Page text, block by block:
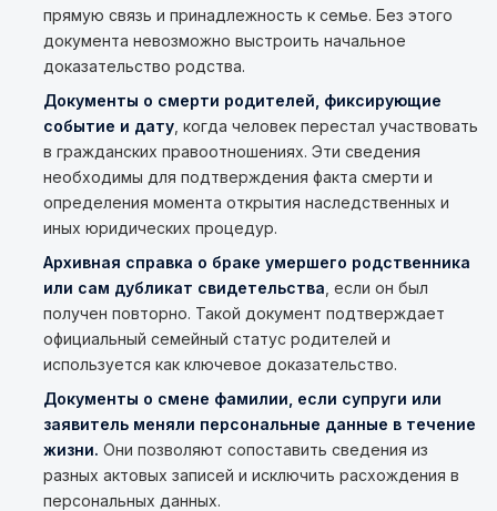
прямую связь и принадлежность к семье. Без этого
документа невозможно выстроить начальное
доказательство родства.
Документы о смерти родителей, фиксирующие
событие и дату , когда человек перестал участвовать
в гражданских правоотношениях. Эти сведения
необходимы для подтверждения факта смерти и
определения момента открытия наследственных и
иных юридических процедур.
Архивная справка о браке умершего родственника
или сам дубликат свидетельства , если он был
получен повторно. Такой документ подтверждает
официальный семейный статус родителей и
используется как ключевое доказательство.
Документы о смене фамилии, если супруги или
заявитель меняли персональные данные в течение
жизни. Они позволяют сопоставить сведения из
разных актовых записей и исключить расхождения в
персональных данных.